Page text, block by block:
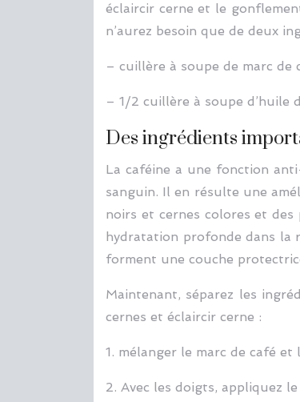
éclaircir cerne et le
n’aurez besoin que de deux
– cuillère à soupe de marc de
– 1/2 cuillère à soupe d’huile
Des ingrédients
La caféine a une fonction
sanguin. Il en résulte une
noirs et cernes colores et des
hydratation profonde dans la
forment une couche
Maintenant, séparez les
cernes et éclaircir cerne :
1. mélanger le marc de café
2. Avec les doigts, appliquez